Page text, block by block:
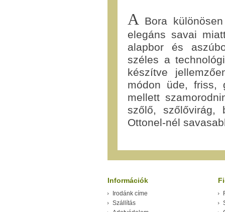
A Bora
elegáns savai
alapbor és
széles a
készítve
módon üde, friss,
mellett
szőlő, szőlővirág,
Ottonel-nél
Információk
Irodánk címe
Szállítás